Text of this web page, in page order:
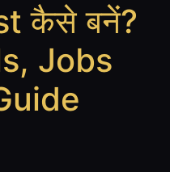
कैसे बनें?
Jobs